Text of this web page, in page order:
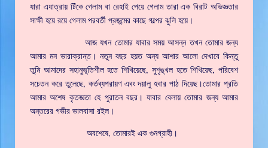
যারা এযাত্রায় টিঁকে গেলাম বা রেহাই পেয়ে গেলাম তারা এক বিরাট অভিজ্ঞতার
সাক্ষী হয়ে রয়ে গেলাম পরবর্তী প্রজন্মের কাছে গল্পের ঝুলি হয়ে।
আজ যখন তোমার যাবার সময় আসন্ন তখন তোমার জন্য
আমার মন ভারাক্রান্ত। নতুন বছর হয়ত অন্য আশার আলো দেখাবে কিন্তু
তুমি আমাদের সহানুভূতিশীল হতে শিখিয়েছে, সুশৃঙ্খল হতে শিখিয়েছ, পরিবেশ
সচেতন করে তুলেছে, কর্তব্যপরায়ণ এবং দয়ালু হবার পাঠ দিয়েছ।তোমার প্রতি
আমার অশেষ কৃতজ্ঞতা হে পুরাতন বছর। যাবার বেলায় তোমার জন্য আমার
অন্তরের গভীর ভালবাসা রইল।
অবশেষে, তোমারই এক গুনগ্রাহী।